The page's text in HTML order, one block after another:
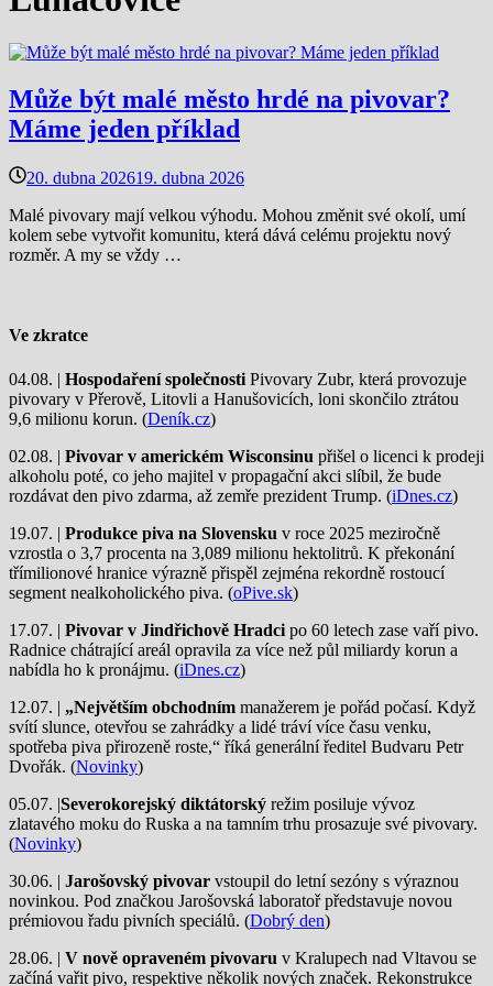
Může být malé město hrdé na pivovar?
Máme jeden příklad
20. dubna 202619. dubna 2026
Malé pivovary mají velkou výhodu. Mohou změnit své okolí, umí
kolem sebe vytvořit komunitu, která dává celému projektu nový
rozměr. A my se vždy …
Ve zkratce
04.08. | Hospodaření společnosti Pivovary Zubr, která provozuje
pivovary v Přerově, Litovli a Hanušovicích, loni skončilo ztrátou
9,6 milionu korun. (Deník.cz)
02.08. | Pivovar v americkém Wisconsinu přišel o licenci k prodeji
alkoholu poté, co jeho majitel v propagační akci slíbil, že bude
rozdávat den pivo zdarma, až zemře prezident Trump. (iDnes.cz)
19.07. | Produkce piva na Slovensku v roce 2025 meziročně
vzrostla o 3,7 procenta na 3,089 milionu hektolitrů. K překonání
třímilionové hranice výrazně přispěl zejména rekordně rostoucí
segment nealkoholického piva. (oPive.sk)
17.07. | Pivovar v Jindřichově Hradci po 60 letech zase vaří pivo.
Radnice chátrající areál opravila za více než půl miliardy korun a
nabídla ho k pronájmu. (iDnes.cz)
12.07. | „Největším obchodním manažerem je pořád počasí. Když
svítí slunce, otevřou se zahrádky a lidé tráví více času venku,
spotřeba piva přirozeně roste,“ říká generální ředitel Budvaru Petr
Dvořák. (Novinky)
05.07. |Severokorejský diktátorský režim posiluje vývoz
zlatavého moku do Ruska a na tamním trhu prosazuje své pivovary.
(Novinky)
30.06. | Jarošovský pivovar vstoupil do letní sezóny s výraznou
novinkou. Pod značkou Jarošovská laboratoř představuje novou
prémiovou řadu pivních speciálů. (Dobrý den)
28.06. | V nově opraveném pivovaru v Kralupech nad Vltavou se
začíná vařit pivo, respektive několik nových značek. Rekonstrukce